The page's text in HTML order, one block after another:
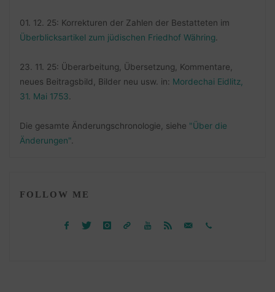
01. 12. 25: Korrekturen der Zahlen der Bestatteten im
Überblicksartikel zum jüdischen Friedhof Währing
23. 11. 25: Überarbeitung, Übersetzung, Kommentare,
neues Beitragsbild, Bilder neu usw. in: Mordechai Eidlitz,
31. Mai 1753
Die gesamte Änderungschronologie, siehe "Über die
Änderungen".
FOLLOW ME